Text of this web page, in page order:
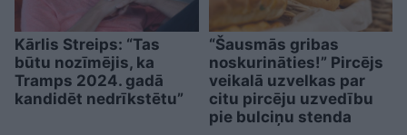
Kārlis Streips: “Tas
būtu nozīmējis, ka
Tramps 2024. gadā
kandidēt nedrīkstētu”
“Šausmās gribas
noskurināties!” Pircējs
veikalā uzvelkas par
citu pircēju uzvedību
pie bulciņu stenda